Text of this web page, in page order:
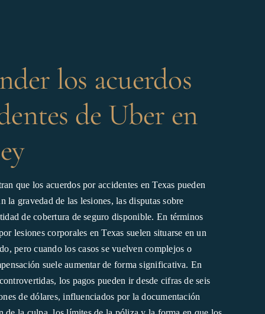
los acuerdos
de Uber en
que los acuerdos por accidentes en Texas pueden
la gravedad de las lesiones, las disputas sobre
de cobertura de seguro disponible. En términos
lesiones corporales en Texas suelen situarse en un
pero cuando los casos se vuelven complejos o
suele aumentar de forma significativa. En
los pagos pueden ir desde cifras de seis
de dólares, influenciados por la documentación